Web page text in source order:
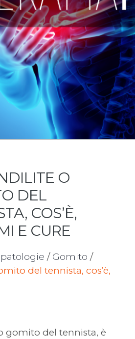
O
DEL
COS’È,
E CURE
/ Gomito /
del tennista, cos’è,
gomito del tennista, è